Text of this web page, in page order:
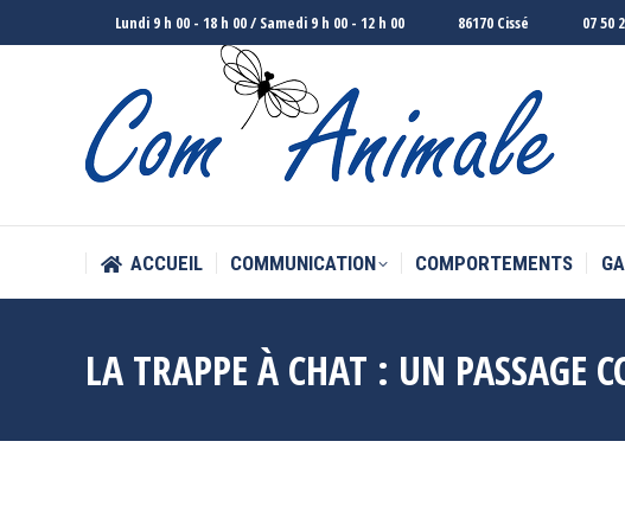
Lundi 9 h 00 - 18 h 00 / Samedi 9 h 00 - 12 h 00 86170 Cissé 07 50
ACCUEIL COMMUNICATION COMPORTEMENTS
LA TRAPPE À CHAT : UN PASSAGE